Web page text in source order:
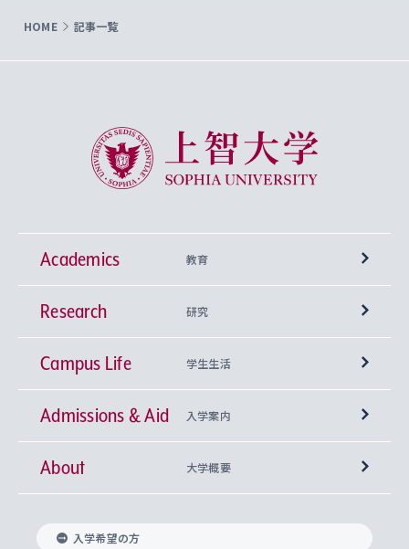
HOME 記事一覧
上智大学 Sophia University
Academics 教育
学部
神学部
文学部
総合人間科学部
興味から学科を探す
上智大学の全学共通教育
基盤教育センター
キリスト教人間学
上智大学の語学教育
言語教育研究センター
上智大学のグローバル教育
Research 研究
研究所 等
キリスト教文化研究所
中世思想研究所
Sophia Open Research Weeks (SORW)
産官学連携
知的財産
Campus Life 学生生活
学期区分と授業時間割
課外活動
課外教育プログラム
グローバルな学びのコミュニティ
Admissions & Aid 入学案内
上智大学で取得できる学位
入れの方針）
About 大学概要
理事長・学長メッセージ
入学希望の方